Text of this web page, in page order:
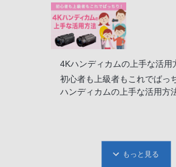
4Kハンディカムの上手な活用
初心者も上級者もこれでばっ
ハンディカムの上手な活用方
もっと見る